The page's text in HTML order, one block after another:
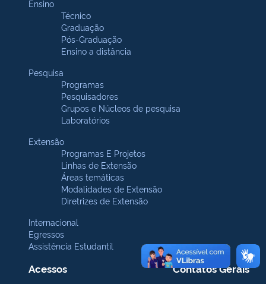
Ensino
Técnico
Graduação
Pós-Graduação
Ensino a distância
Pesquisa
Programas
Pesquisadores
Grupos e Núcleos de pesquisa
Laboratórios
Extensão
Programas E Projetos
Linhas de Extensão
Áreas temáticas
Modalidades de Extensão
Diretrizes de Extensão
Internacional
Egressos
Assistência Estudantil
Acessos Contatos Gerais